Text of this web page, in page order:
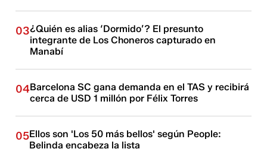
03¿Quién es alias ‘Dormido’? El presunto
integrante de Los Choneros capturado en
Manabí
04Barcelona SC gana demanda en el TAS y recibirá
cerca de USD 1 millón por Félix Torres
05Ellos son 'Los 50 más bellos' según People:
Belinda encabeza la lista